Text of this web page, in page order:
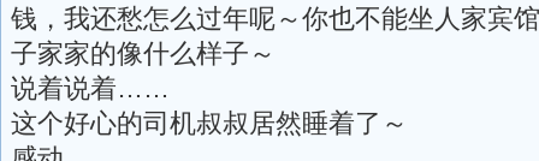
钱，我还愁怎么过年呢～你也不能坐人家宾
子家家的像什么样子～
说着说着……
这个好心的司机叔叔居然睡着了～